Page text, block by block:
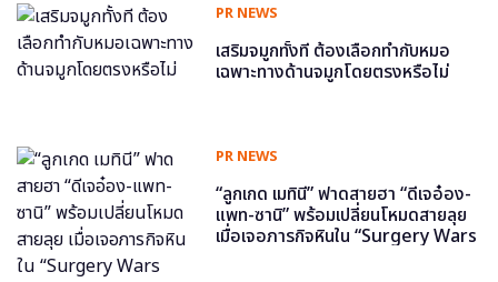
PR NEWS
เสริมจมูกทั้งที ต้องเลือกทำกับหมอ
เฉพาะทางด้านจมูกโดยตรงหรือไม่
PR NEWS
“ลูกเกด เมทินี” ฟาดสายฮา “ดีเจอ๋อง-
แพท-ซานิ” พร้อมเปลี่ยนโหมดสายลุย
เมื่อเจอภารกิจหินใน “Surgery Wars